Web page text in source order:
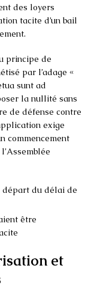
des loyers
tacite d’un bail
principe de
par l’adage «
sunt ad
la nullité sans
de défense contre
exige
commencement
du délai de
être
et